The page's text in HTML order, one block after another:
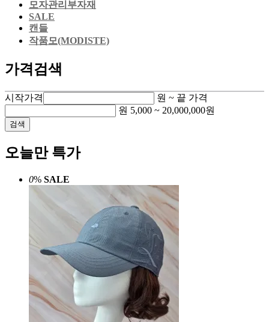
모자관리부자재
SALE
캔들
작품모(MODISTE)
가격검색
시작가격 원 ~ 끝 가격
원 5,000 ~ 20,000,000원
검색
오늘만 특가
0% SALE